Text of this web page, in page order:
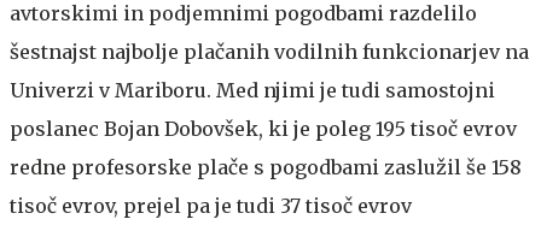
avtorskimi in podjemnimi pogodbami razdelilo
šestnajst najbolje plačanih vodilnih funkcionarjev na
Univerzi v Mariboru. Med njimi je tudi samostojni
poslanec Bojan Dobovšek, ki je poleg 195 tisoč evrov
redne profesorske plače s pogodbami zaslužil še 158
tisoč evrov, prejel pa je tudi 37 tisoč evrov